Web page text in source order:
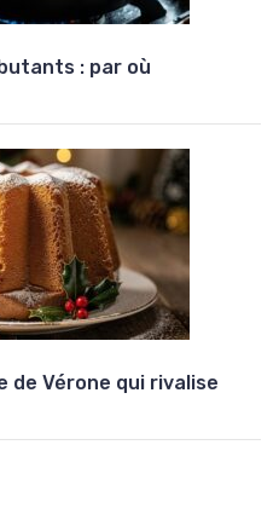
: par où
de Vérone qui rivalise